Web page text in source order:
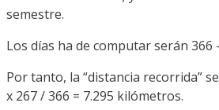
semestre.
Los días ha de computar serán 366
Por tanto, la “distancia recorrida”
x 267 / 366 = 7.295 kilómetros.